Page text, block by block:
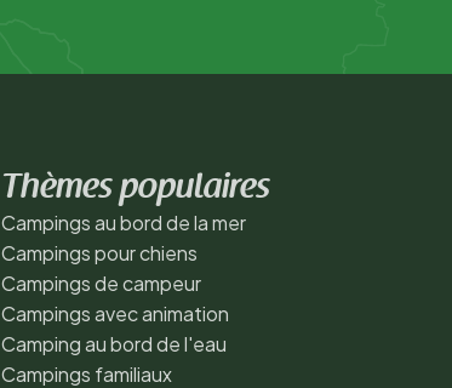
Thèmes populaires
Campings au bord de la mer
Campings pour chiens
Campings de campeur
Campings avec animation
Camping au bord de l'eau
Campings familiaux